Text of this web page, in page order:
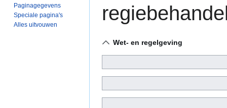
Wet- en regelgeving
Paginagegevens
Speciale pagina's
Alles uitvouwen